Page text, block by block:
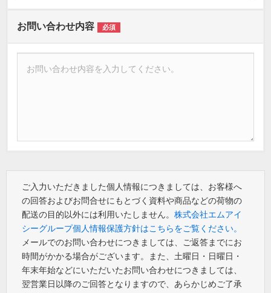
お問い合わせ内容 必須
ご入力いただきました個人情報につきましては、お客様へ
の回答およびお問合せにもとづく資料や商品などの荷物の
配送の目的以外には利用いたしません。 株式会社エムアイ
シーグループ個人情報保護方針はこちらをご覧ください。
メールでのお問い合わせにつきましては、ご返答までにお
時間がかかる場合がございます。また、土曜日・日曜日・
年末年始などにいただいたお問い合わせにつきましては、
翌営業日以降のご回答となりますので、あらかじめご了承